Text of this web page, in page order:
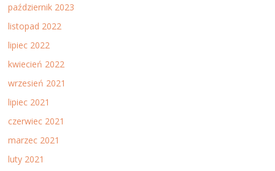
październik 2023
listopad 2022
lipiec 2022
kwiecień 2022
wrzesień 2021
lipiec 2021
czerwiec 2021
marzec 2021
luty 2021